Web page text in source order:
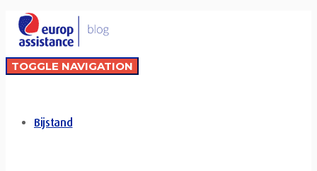
TOGGLE NAVIGATION
Bijstand